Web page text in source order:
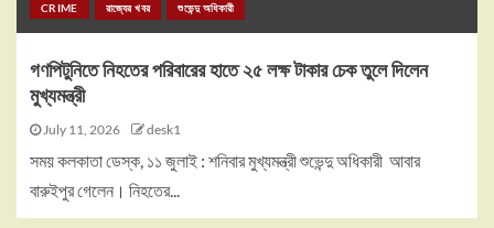
CRIME রাজ্যের খবর শুভেন্দু অধিকারী
গণপিটুনিতে নিহতের পরিবারের হাতে ২৫ লক্ষ টাকার চেক তুলে দিলেন
মুখ্যমন্ত্রী
July 11, 2026 desk1
সময় কলকাতা ডেস্ক, ১১ জুলাই : শনিবার মুখ্যমন্ত্রী শুভেন্দু অধিকারী আবার
বারুইপুর গেলেন। নিহতের...